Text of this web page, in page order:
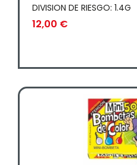
DIVISION DE RIESGO: 1.4G
12,00 €